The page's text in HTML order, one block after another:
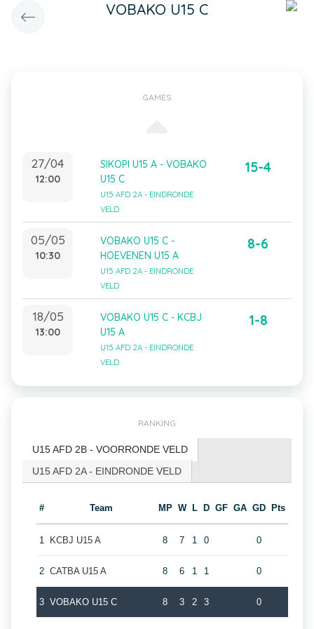
VOBAKO U15 C
GAMES
27/04
12:00
SIKOPI U15 A - VOBAKO
U15 C
U15 AFD 2A - EINDRONDE
VELD
15-4
05/05
10:30
VOBAKO U15 C -
HOEVENEN U15 A
U15 AFD 2A - EINDRONDE
VELD
8-6
18/05
13:00
VOBAKO U15 C - KCBJ
U15 A
U15 AFD 2A - EINDRONDE
VELD
1-8
RANKING
U15 AFD 2B - VOORRONDE VELD
U15 AFD 2A - EINDRONDE VELD
# Team MP W L D GF GA GD Pts
1 KCBJ U15 A 8 7 1 0 0
2 CATBA U15 A 8 6 1 1 0
3 VOBAKO U15 C 8 3 2 3 0